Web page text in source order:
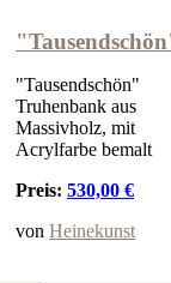
"Tausendschön"
Truhenbank aus
Massivholz, mit
Acrylfarbe bemalt
Preis: 530,00 €
von Heinekunst